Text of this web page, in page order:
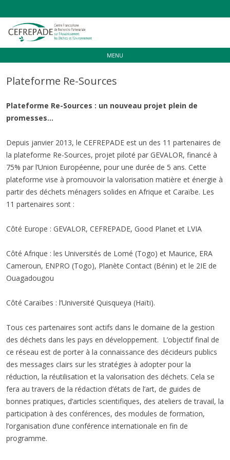
MENU
contenu
Plateforme Re-Sources
Plateforme Re-Sources : un nouveau projet plein de
promesses…
Depuis janvier 2013, le CEFREPADE est un des 11 partenaires de
la plateforme Re-Sources, projet piloté par GEVALOR, financé à
75% par l’Union Européenne, pour une durée de 5 ans. Cette
plateforme vise à promouvoir la valorisation matière et énergie à
partir des déchets ménagers solides en Afrique et Caraïbe. Les
11 partenaires sont :
Côté Europe : GEVALOR, CEFREPADE, Good Planet et LVIA
Côté Afrique : les Universités de Lomé (Togo) et Maurice, ERA
Cameroun, ENPRO (Togo), Planète Contact (Bénin) et le 2IE de
Ouagadougou
Côté Caraïbes : l’Université Quisqueya (Haïti).
Tous ces partenaires sont actifs dans le domaine de la gestion
des déchets dans les pays en développement. L’objectif final de
ce réseau est de porter à la connaissance des décideurs publics
des messages clairs sur les stratégies à adopter pour la
réduction, la réutilisation et la valorisation des déchets. Cela se
fera au travers de la rédaction d’états de l’art, de guides de
bonnes pratiques, d’articles scientifiques, des ateliers de travail, la
participation à des conférences, des modules de formation,
l’organisation d’une conférence internationale en fin de
programme.